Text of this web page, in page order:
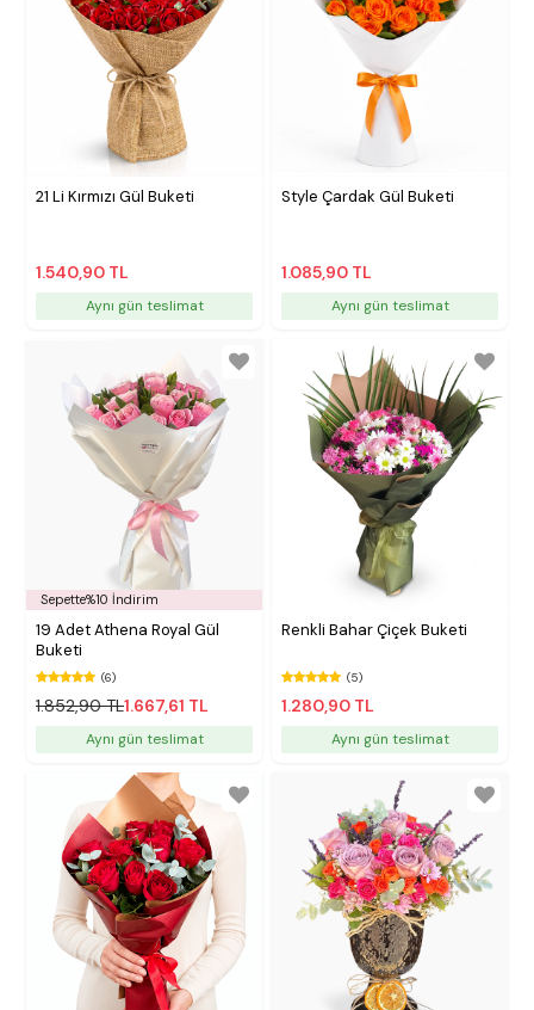
21 Li Kırmızı Gül Buketi
1.540,90 TL
Aynı gün teslimat
Style Çardak Gül Buketi
1.085,90 TL
Aynı gün teslimat
Sepette%10 İndirim
19 Adet Athena Royal Gül
Buketi
(6)
1.852,90 TL1.667,61 TL
Aynı gün teslimat
Renkli Bahar Çiçek Buketi
(5)
1.280,90 TL
Aynı gün teslimat